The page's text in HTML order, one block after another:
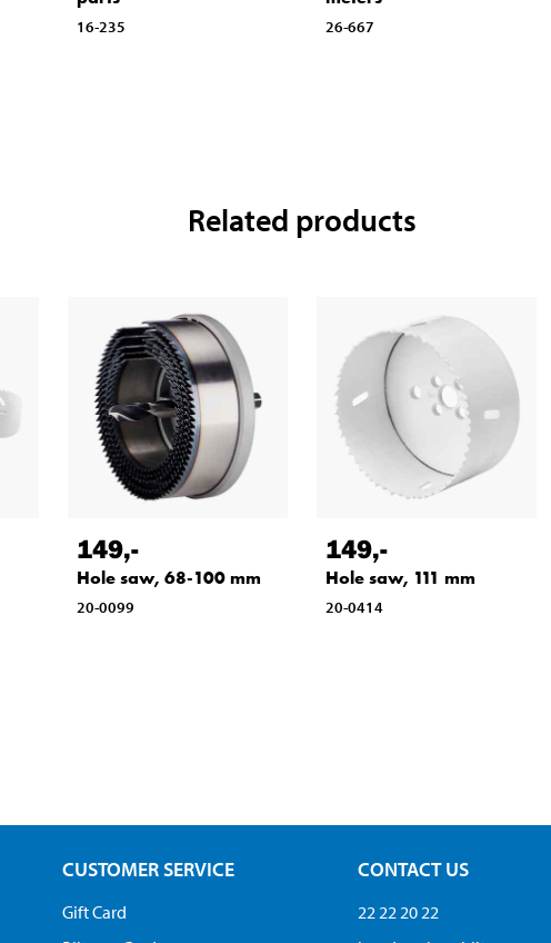
16-235 26-667
Related products
149,-
Hole saw, 68-100 mm
20-0099
149,-
Hole saw, 111 mm
20-0414
CUSTOMER SERVICE
Gift Card
CONTACT US
22 22 20 22